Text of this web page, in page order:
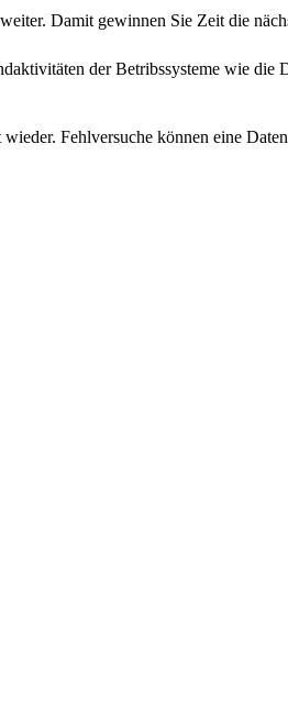
Damit gewinnen Sie Zeit die
der Betribssysteme wie die
Fehlversuche können eine